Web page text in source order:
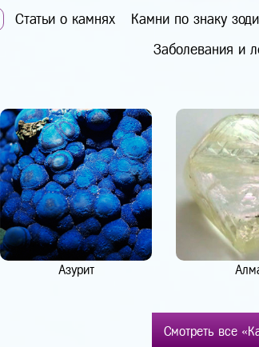
Статьи о камнях Камни по знаку
Заболевания и
Азурит
Смотреть все